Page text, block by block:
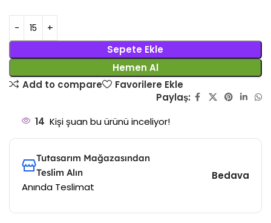
Sepete Ekle
Hemen Al
Add to compare
Favorilere Ekle
Paylaş:
14 Kişi şuan bu ürünü inceliyor!
Tutasarım Mağazasından
Teslim Alın
Anında Teslimat
Bedava